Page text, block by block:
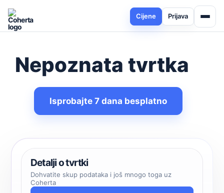
Cijene Prijava
Nepoznata tvrtka
Isprobajte 7 dana besplatno
Detalji o tvrtki
Dohvatite skup podataka i još mnogo toga uz
Coherta